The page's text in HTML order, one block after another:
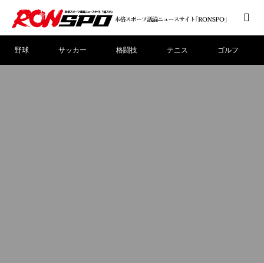
野球 サッカー 格闘技 テニス ゴルフ